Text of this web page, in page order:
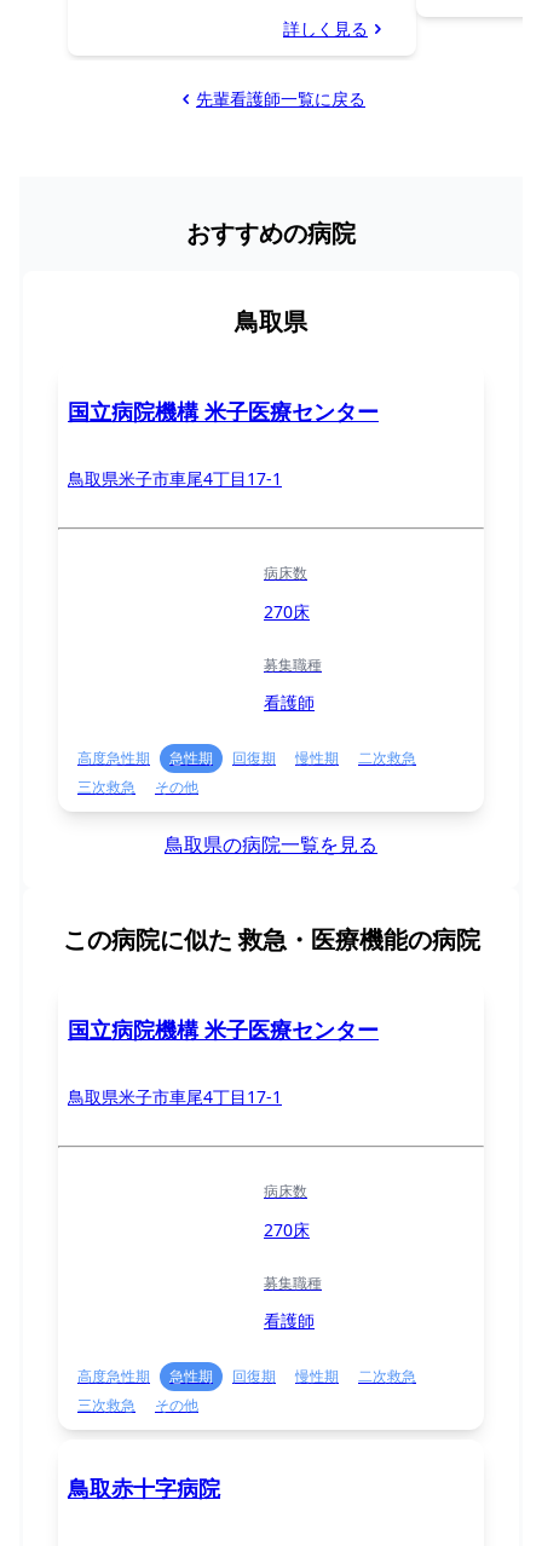
詳しく見る
先輩看護師一覧に戻る
おすすめの病院
鳥取県
国立病院機構 米子医療センター
鳥取県米子市車尾4丁目17-1
病床数
270床
募集職種
看護師
高度急性期 急性期 回復期 慢性期
二次救急
三次救急
その他
鳥取県の病院一覧を見る
この病院に似た 救急・医療機能の病院
国立病院機構 米子医療センター
鳥取県米子市車尾4丁目17-1
病床数
270床
募集職種
看護師
高度急性期 急性期 回復期 慢性期
二次救急
三次救急
その他
鳥取赤十字病院